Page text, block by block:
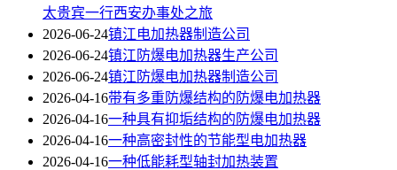
太贵宾一行西安办事处之旅
2026-06-24镇江电加热器制造公司
2026-06-24镇江防爆电加热器生产公司
2026-06-24镇江防爆电加热器制造公司
2026-04-16带有多重防爆结构的防爆电加热器
2026-04-16一种具有抑垢结构的防爆电加热器
2026-04-16一种高密封性的节能型电加热器
2026-04-16一种低能耗型轴封加热装置